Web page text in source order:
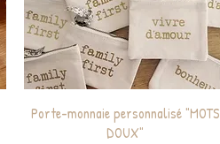
Aperçu rapide
Porte-monnaie personnalisé "MOTS
DOUX"